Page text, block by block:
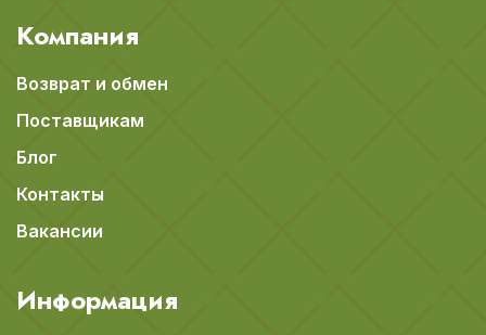
Компания
Возврат и обмен
Поставщикам
Блог
Контакты
Вакансии
Информация